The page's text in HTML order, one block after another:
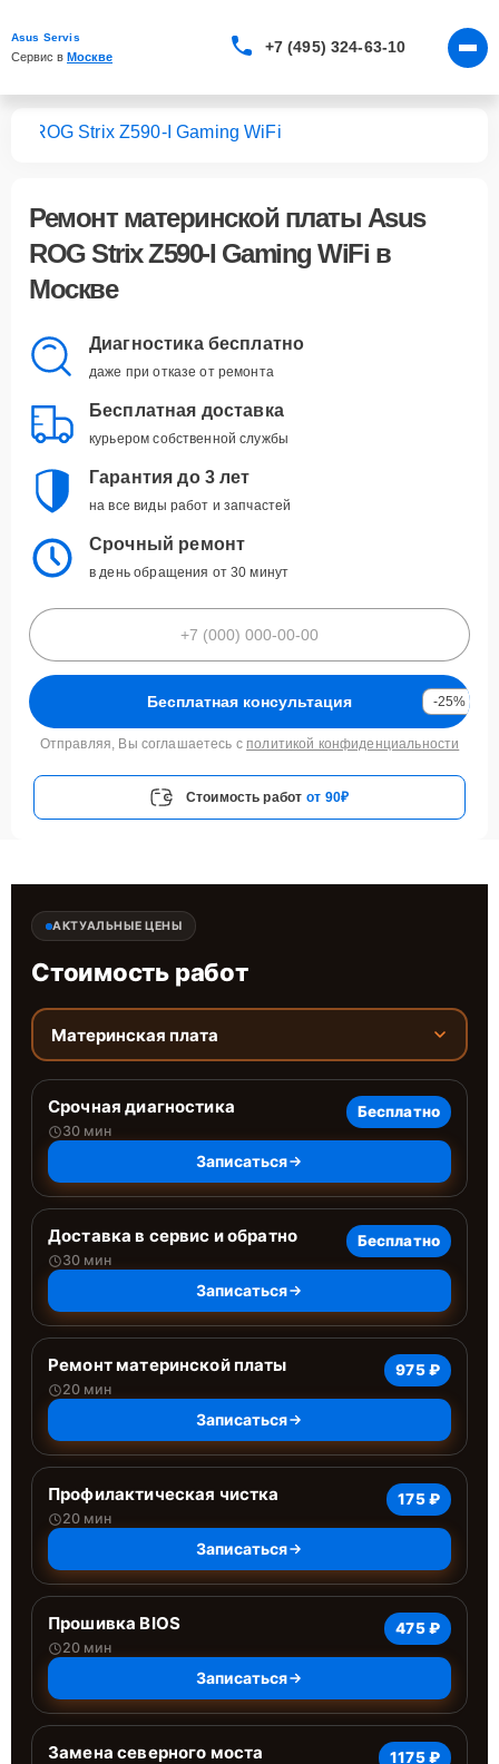
Asus Servis
Сервис в Москве
+7 (495) 324-63-10
ROG Strix Z590-I Gaming WiFi
Ремонт материнской платы Asus
ROG Strix Z590-I Gaming WiFi в
Москве
Диагностика бесплатно
даже при отказе от ремонта
Бесплатная доставка
курьером собственной службы
Гарантия до 3 лет
на все виды работ и запчастей
Срочный ремонт
в день обращения от 30 минут
Бесплатная консультация -25%
Отправляя, Вы соглашаетесь с политикой конфиденциальности
Стоимость работ от 90₽
АКТУАЛЬНЫЕ ЦЕНЫ
Стоимость работ
Материнская плата
Срочная диагностика
30 мин
Бесплатно
Записаться
Доставка в сервис и обратно
30 мин
Бесплатно
Записаться
Ремонт материнской платы
20 мин
975 ₽
Записаться
Профилактическая чистка
20 мин
175 ₽
Записаться
Прошивка BIOS
20 мин
475 ₽
Записаться
Замена северного моста 1175 ₽